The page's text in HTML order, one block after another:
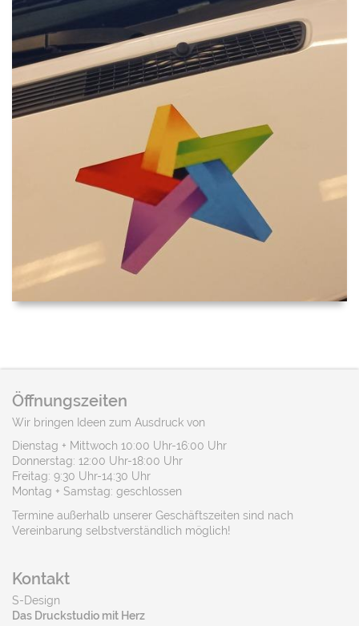
Öffnungszeiten
Wir bringen Ideen zum Ausdruck von
Dienstag + Mittwoch 10:00 Uhr-16:00 Uhr
Donnerstag: 12:00 Uhr-18:00 Uhr
Freitag: 9:30 Uhr-14:30 Uhr
Montag + Samstag: geschlossen
Termine außerhalb unserer Geschäftszeiten sind nach
Vereinbarung selbstverständlich möglich!
Kontakt
S-Design
Das Druckstudio mit Herz